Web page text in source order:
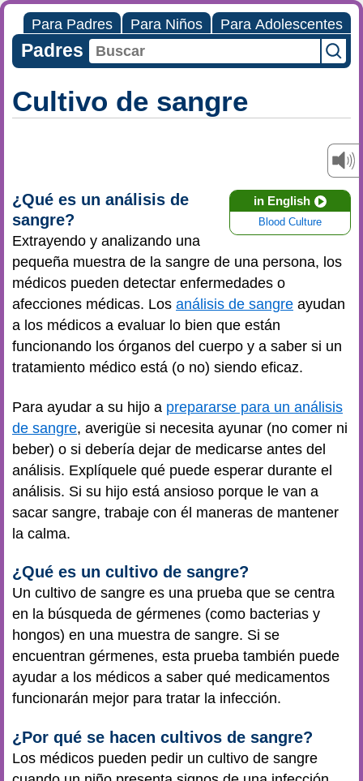
Para Padres Para Niños Para Adolescentes
Padres
Cultivo de sangre
in English
Blood Culture
¿Qué es un análisis de
sangre?
Extrayendo y analizando una
pequeña muestra de la sangre de una persona, los
médicos pueden detectar enfermedades o
afecciones médicas. Los análisis de sangre ayudan
a los médicos a evaluar lo bien que están
funcionando los órganos del cuerpo y a saber si un
tratamiento médico está (o no) siendo eficaz.
Para ayudar a su hijo a prepararse para un análisis
de sangre, averigüe si necesita ayunar (no comer ni
beber) o si debería dejar de medicarse antes del
análisis. Explíquele qué puede esperar durante el
análisis. Si su hijo está ansioso porque le van a
sacar sangre, trabaje con él maneras de mantener
la calma.
¿Qué es un cultivo de sangre?
Un cultivo de sangre es una prueba que se centra
en la búsqueda de gérmenes (como bacterias y
hongos) en una muestra de sangre. Si se
encuentran gérmenes, esta prueba también puede
ayudar a los médicos a saber qué medicamentos
funcionarán mejor para tratar la infección.
¿Por qué se hacen cultivos de sangre?
Los médicos pueden pedir un cultivo de sangre